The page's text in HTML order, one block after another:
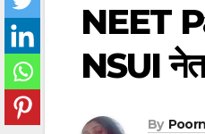
NEET
NSUI
By